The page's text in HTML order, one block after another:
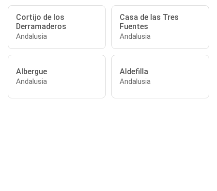
Cortijo de los
Derramaderos
Andalusia
Casa de las Tres
Fuentes
Andalusia
Albergue
Andalusia
Aldefilla
Andalusia